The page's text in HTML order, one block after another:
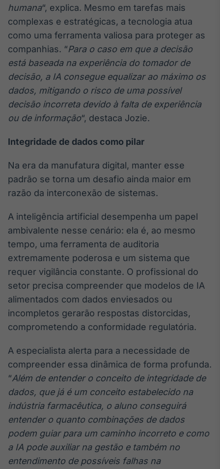
humana“, explica. Mesmo em tarefas mais
complexas e estratégicas, a tecnologia atua
como uma ferramenta valiosa para proteger as
companhias. “Para o caso em que a decisão
está baseada na experiência do tomador de
decisão, a IA consegue equalizar ao máximo os
dados, mitigando o risco de uma possível
decisão incorreta devido à falta de experiência
ou de informação“, destaca Jozie.
Integridade de dados como pilar
Na era da manufatura digital, manter esse
padrão se torna um desafio ainda maior em
razão da interconexão de sistemas.
A inteligência artificial desempenha um papel
ambivalente nesse cenário: ela é, ao mesmo
tempo, uma ferramenta de auditoria
extremamente poderosa e um sistema que
requer vigilância constante. O profissional do
setor precisa compreender que modelos de IA
alimentados com dados enviesados ou
incompletos gerarão respostas distorcidas,
comprometendo a conformidade regulatória.
A especialista alerta para a necessidade de
compreender essa dinâmica de forma profunda.
“Além de entender o conceito de integridade de
dados, que já é um conceito estabelecido na
indústria farmacêutica, o aluno conseguirá
entender o quanto combinações de dados
podem guiar para um caminho incorreto e como
a IA pode auxiliar na gestão e também no
entendimento de possíveis falhas na